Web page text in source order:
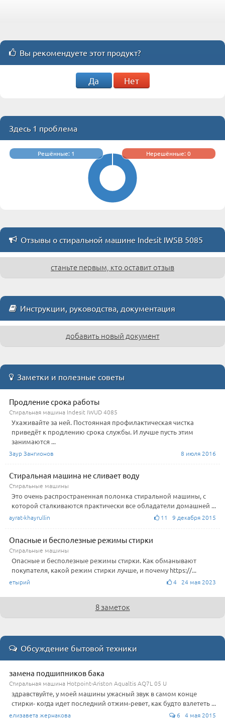
Вы рекомендуете этот продукт?
Да Нет
Здесь 1 проблема
Решённые: 1 Нерешённые: 0
Отзывы о стиральной машине Indesit IWSB 5085
станьте первым, кто оставит отзыв
Инструкции, руководства, документация
добавить новый документ
Заметки и полезные советы
Продление срока работы
Стиральная машина Indesit IWUD 4085
Ухаживайте за ней. Постоянная профилактическая чистка
приведёт к продлению срока службы. И лучше пусть этим
занимаются ...
Заур Зангионов 8 июля 2016
Стиральная машина не сливает воду
Стиральные машины
Это очень распространенная поломка стиральной машины, с
которой сталкиваются практически все обладатели домашней ...
ayrat-khayrullin 11 9 декабря 2015
Опасные и бесполезные режимы стирки
Стиральные машины
Опасные и бесполезные режимы стирки. Как обманывают
покупателя, какой режим стирки лучше, и почему https://...
етырий 4 24 мая 2023
8 заметок
Обсуждение бытовой техники
замена подшипников бака
Стиральная машина Hotpoint-Ariston Aqualtis AQ7L 05 U
здравствуйте, у моей машины ужасный звук в самом конце
стирки- когда идет последний отжим-ревет, как будто взлететь ...
елизавета жернакова 6 4 мая 2015